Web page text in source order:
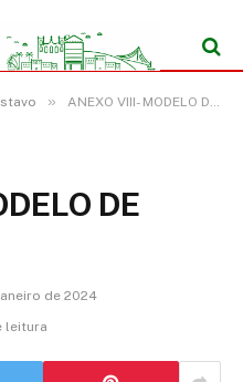
» ANEXO VIII- MODELO DE RECURSO
DE
de 2024
leitura